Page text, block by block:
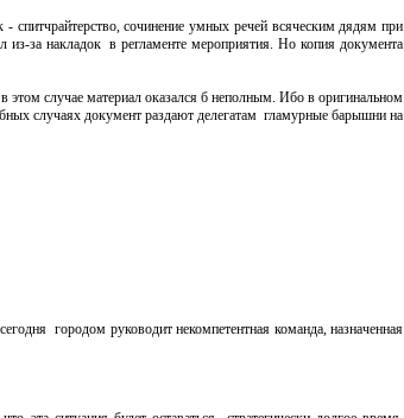
сочинение умных речей всяческим дядям при
за накладок в регламенте мероприятия. Но копия документа
этом случае материал оказался б неполным. Ибо в оригинальном
случаях документ раздают делегатам гламурные барышни на
городом руководит некомпетентная команда, назначенная